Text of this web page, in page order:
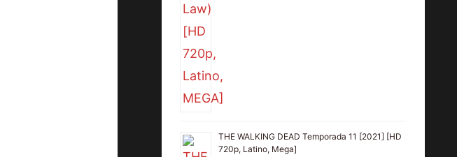
THE WALKING DEAD Temporada 11 [2021] [HD
720p, Latino, Mega]